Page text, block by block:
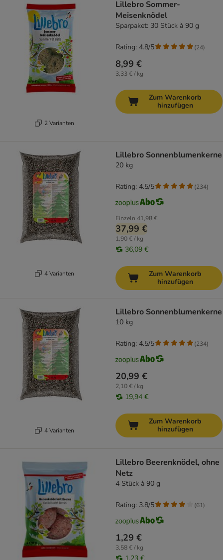
2 Varianten
Lillebro Sommer-
Meisenknödel
Sparpaket: 30 Stück à 90 g
8,99 €
3,33 € / kg
Rating: 4.8/5 (24)
Zum Warenkorb
hinzufügen
4 Varianten
Lillebro Sonnenblumenkerne
20 kg
Einzeln 41,98 €
37,99 €
1,90 € / kg
36,09 €
Rating: 4.5/5 (234)
Zum Warenkorb
hinzufügen
4 Varianten
Lillebro Sonnenblumenkerne
10 kg
20,99 €
2,10 € / kg
19,94 €
Rating: 4.5/5 (234)
Zum Warenkorb
hinzufügen
Lillebro Beerenknödel, ohne
Netz
4 Stück à 90 g
1,29 €
3,58 € / kg
Rating: 3.8/5 (61)